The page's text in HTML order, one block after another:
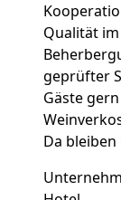
Qualität
geprüfter
Gäste
Da